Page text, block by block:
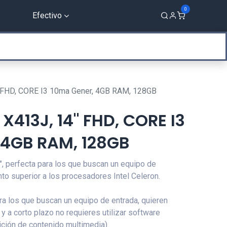
Efectivo
0
CORE I3 10ma Gener, 4GB RAM, 128GB
14" FHD, CORE I3
RAM, 128GB
perfecta para los que buscan un equipo de
superior a los procesadores Intel Celeron.
los que buscan un equipo de entrada, quieren
a corto plazo no requieres utilizar software
de contenido multimedia).